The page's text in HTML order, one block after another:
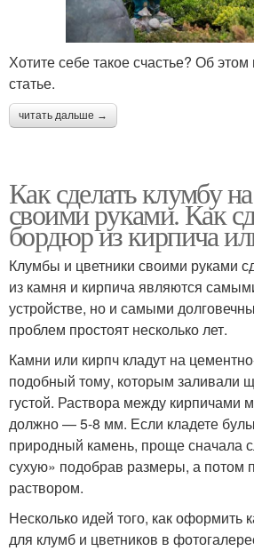
Хотите себе такое счастье? Об
статье.
читать дальше →
Как сделать клумбу
своими руками. Как
бордюр из кирпича
Клумбы и цветники своими руками
из камня и кирпича являются
устройстве, но и самыми
проблем простоят несколько лет.
Камни или кирпч кладут на
подобный тому, которым заливали
густой. Раствора между кирпичами
должно — 5-8 мм. Если кладете
природный камень, проще сначала
сухую» подобрав размеры, а потом
раствором.
Несколько идей того, как
для клумб и цветников в